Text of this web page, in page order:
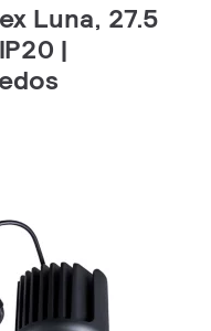
Luna, 27.5
|